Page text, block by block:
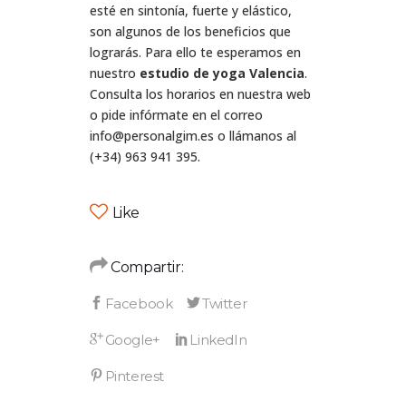
esté en sintonía, fuerte y elástico,
son algunos de los beneficios que
lograrás. Para ello te esperamos en
nuestro estudio de yoga Valencia.
Consulta los horarios en nuestra web
o pide infórmate en el correo
info@personalgim.es o llámanos al
(+34) 963 941 395.
Like
Compartir: